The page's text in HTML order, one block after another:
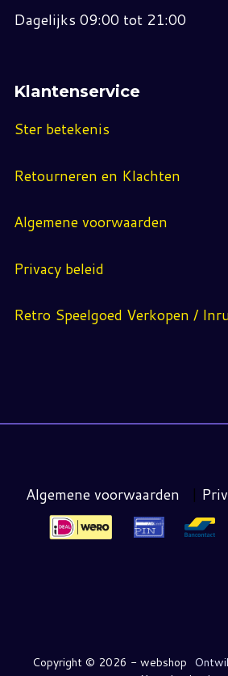
Dagelijks 09:00 tot 21:00
Klantenservice
Ster betekenis
Retourneren en Klachten
Algemene voorwaarden
Privacy beleid
Retro Speelgoed Verkopen /
Algemene voorwaarden |
Copyright © 2026 - webshop